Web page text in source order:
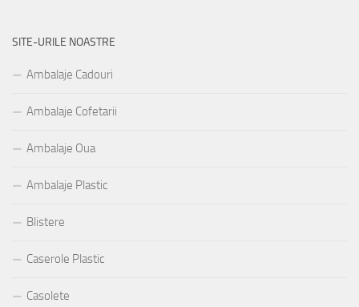
SITE-URILE NOASTRE
Ambalaje Cadouri
Ambalaje Cofetarii
Ambalaje Oua
Ambalaje Plastic
Blistere
Caserole Plastic
Casolete